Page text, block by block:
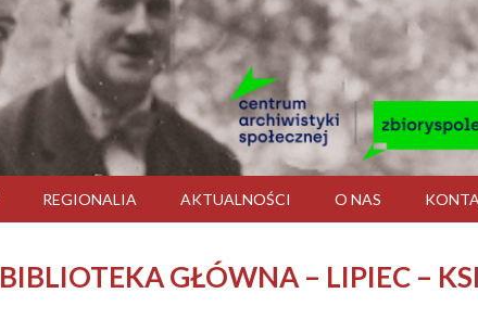
REGIONALIA AKTUALNOŚCI O NAS
BIBLIOTEKA GŁÓWNA – LIPIEC –